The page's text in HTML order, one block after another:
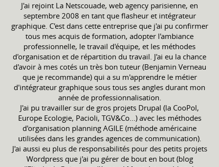
J'ai rejoint La Netscouade, web agency parisienne, en
septembre 2008 en tant que flasheur et intégrateur
graphique. C'est dans cette entreprise que j'ai pu confirmer
tous mes acquis de formation, adopter l'ambiance
professionnelle, le travail d'équipe, et les méthodes
d'organisation et de répartition du travail. J'ai eu la chance
d'avoir à mes cotés un très bon tuteur (Benjamin Verneau
que je recommande) qui a su m'apprendre le métier
d'intégrateur graphique sous tous ses angles durant mon
année de professionnalisation.
J'ai pu travailler sur de gros projets Drupal (la CooPol,
Europe Ecologie, Pacioli, TGV&Co...) avec les méthodes
d'organisation planning AGILE (méthode américaine
utilisées dans les grandes agences de communication).
J'ai aussi eu plus de responsabilités pour des petits projets
Wordpress que j'ai pu gérer de bout en bout (blog